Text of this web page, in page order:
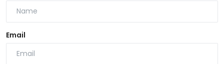
Email